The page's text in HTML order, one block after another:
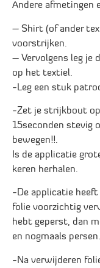
Andere afmetingen
– Shirt (of ander
voorstrijken.
– Vervolgens leg je
op het textiel.
-Leg een stuk
-Zet je strijkbout
15seconden stevig
bewegen!!.
Is de applicatie
keren herhalen.
-De applicatie heeft
folie voorzichtig
hebt geperst, dan
en nogmaals persen.
-Na verwijderen